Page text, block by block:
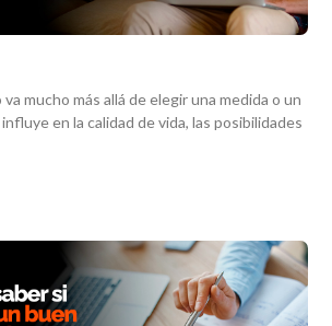
mucho más allá de elegir una medida o un
en la calidad de vida, las posibilidades